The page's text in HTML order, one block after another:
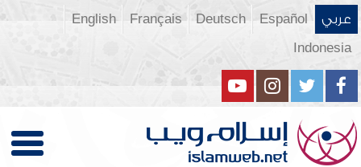
عربي Español
Deutsch
Français
English
Indonesia